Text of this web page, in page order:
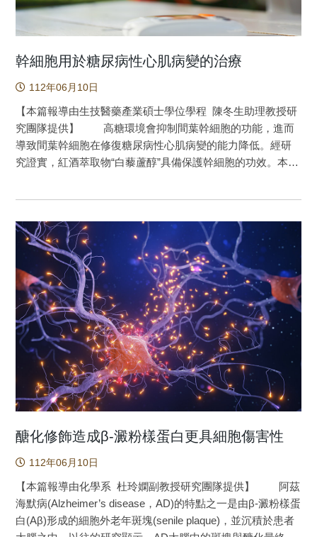
島，因此造成由南向北較強的基因交流。而進一步檢視兩種
的形態特徵也顯示重疊的種間變異範圍。因此結合遺傳以及
處理成琉球蘇鐵的同物異名。 蘇鐵以幾無分枝的樹幹還
而在民俗資源上也是許多太平洋小島上原住民的澱粉來源。
在臺灣也有一個特有種-臺東蘇鐵（Cycas taitungensis），而
與其最近緣的物種則是主要分布於琉球群島的琉球蘇鐵（C.
revoluta）。這兩個物種則自成一個演化上的分支：東方蘇鐵
組（sect. Asiorientales） 過去的遺傳證據顯示兩物種在
的遺傳變異。因此在本研究中，納入了基因組層級的遺傳資
料，並採樣了整個東方蘇鐵組的整體分布範圍（圖1），進一
步探討其族群遺傳學以及比較其形態特徵。 圖1：圓點代表
族群採樣位置，顏色代表遺傳上的主要分群。 族群遺傳
分化程度顯示琉球蘇鐵在沖繩以南以及奄美島以北的分化程
度比兩蘇鐵物種彼此的分化程度還要大（圖2），並且奄美島
以北的遺傳距離和臺灣的族群比較相近。這樣的結果和小葉
形態上的相似程度的結果一致，也代表傳統上用來區分兩物
種的小葉反捲並不是一個好的特徵。研究團隊進一步探討兩
物種的演化歷史，結果顯示兩物種大約在14萬年前分化，並
且保有持續性的基因交流至今，而方向主要由臺東蘇鐵往北
成基因交流都減少，但依然是向北的基因交流比較強。研究
分化程度 過去的生態研究發現，琉球蘇鐵的活種子無
法浮於海面上，因此不容易跨海傳播，應是藉由島內的齧齒
類動物傳播為主。而花粉主要是靠昆蟲進行遠距離（跨海）
傳播或是風的近距離傳播。除此之外，另一個比較常被忽略
幹細胞用於糖尿病性心肌病變的治療
112年06月10日
【本篇報導由生技醫藥產業碩士學位學程 陳冬生助理教授研
究團隊提供】 高糖環境會抑制間葉幹細胞的功能，進而
導致間葉幹細胞在修復糖尿病性心肌病變的能力降低。經研
究證實，紅酒萃取物“白藜蘆醇”具備保護幹細胞的功效。本研
蘆醇強化的脂肪幹細胞其治療糖尿病性心肌病變的效果較一
般脂肪幹細胞移植更好。在糖尿病動物實驗中將動物分成正
常組、糖尿病組、糖尿病動物移植一般脂肪幹細胞治療組、
糖尿病動物移植白藜蘆醇強化脂肪幹細胞治療組等四組。與
正常組動物相比較，發現糖尿病組動物其心肌組織產生下列
的病理反應，包括心肌細胞凋亡、心肌組織肥大、心肌組織
纖維化、心肌細胞內含抗氧化蛋白質Sirt1表現量調降等，最
後導致糖尿病性心肌病變及併發心臟功能衰竭。若以一般脂
肪幹細胞移植治療，發現上述病理反應改善狀況有限。更進
一步，以白藜蘆醇強化脂肪幹細胞治療，則上述病理反應有
明顯改善之外，心臟功能更明顯回復。動物實驗研究結果說
行的，未來可進一步做人體研究，證實白藜蘆醇強化脂肪幹
心肌病變是糖尿病的併發症之一，而長期心肌病變會導
致心臟功能衰竭，故糖尿病性心肌病變是目前臨床上迫切需
要解決的問題之一。由於幹細胞具備分化的特性，亦即幹細
胞可分化變成心肌細胞，並填補及修復心肌病變之處，進而
醣化修飾造成β-澱粉樣蛋白更具細胞傷害性
112年06月10日
【本篇報導由化學系 杜玲嫻副教授研究團隊提供】 阿茲
海默病(Alzheimer’s disease，AD)的特點之一是由β-澱粉樣蛋
白(Aβ)形成的細胞外老年斑塊(senile plaque)，並沉積於患者